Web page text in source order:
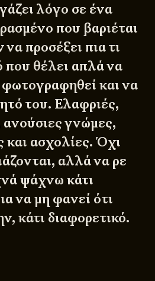
λόγο σε ένα
που βαριέται
να προσέξει πια τι
θέλει απλά να
και να
του. Ελαφριές,
γνώμες,
ασχολίες. Όχι
αλλά να ρε
ψάχνω κάτι
να μη φανεί ότι
κάτι διαφορετικό.